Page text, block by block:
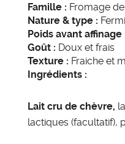
Famille : Fromage
Nature & type :
Poids avant affinage
Goût : Doux et frais
Texture : Fraiche et
Ingrédients :
Lait cru de chèvre,
lactiques (facultatif),